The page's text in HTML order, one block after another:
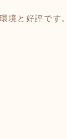
境と好評です。